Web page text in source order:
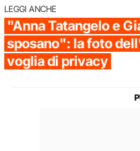
LEGGI ANCHE
"Anna Tatangelo e
sposano": la foto
voglia di privacy